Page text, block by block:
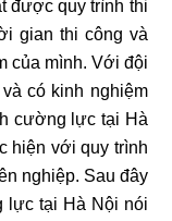
được quy trình thi
gian thi công và
của mình. Với đội
có kinh nghiệm
cường lực tại Hà
hiện với quy trình
nghiệp. Sau đây
lực tại Hà Nội nói